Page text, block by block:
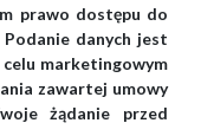
prawo dostępu do
danych jest
marketingowym
zawartej umowy
żądanie przed